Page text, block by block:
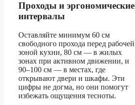
Проходы и эргономические
интервалы
Оставляйте минимум 60 см
свободного прохода перед рабочей
зоной кухни, 80 см — в жилых
зонах при активном движении, и
90–100 см — в местах, где
открывают двери и шкафы. Эти
цифры не догма, но они помогут
избежать ощущения тесноты.